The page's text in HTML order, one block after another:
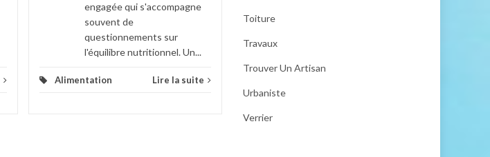
engagée qui s'accompagne
souvent de
questionnements sur
l'équilibre nutritionnel. Un...
Alimentation Lire la suite
Toiture
Travaux
Trouver Un Artisan
Urbaniste
Verrier